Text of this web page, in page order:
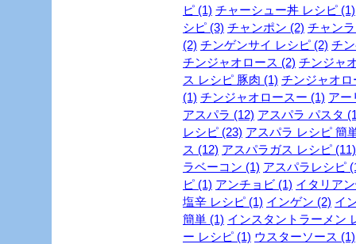
ピ (1) チャーシュー丼 レシピ (1)
シピ (3) チャンポン (2) チャン
(2) チンゲンサイ レシピ (2) チ
チンジャオロース (2) チンジャ
ス レシピ 豚肉 (1) チンジャオ
(1) チンジャオロースー (1) アー
アスパラ (12) アスパラ パスタ
レシピ (23) アスパラ レシピ 簡
ス (12) アスパラガス レシピ (11)
ラベーコン (1) アスパラレシピ
ピ (1) アンチョビ (1) イタリア
塩辛 レシピ (1) インゲン (2) イ
簡単 (1) インスタントラーメン
ー レシピ (1) ウスターソース (1)